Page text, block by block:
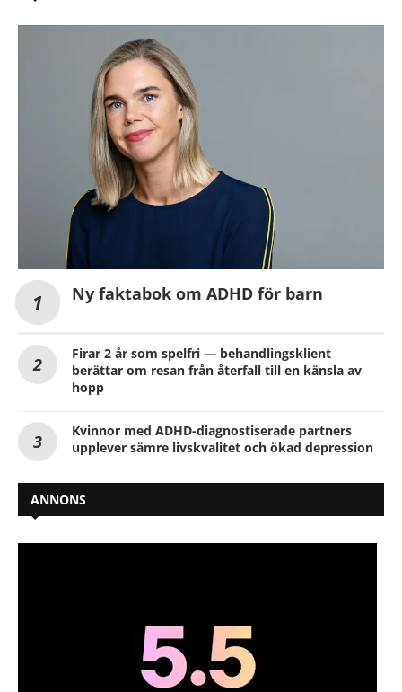
Ny faktabok om ADHD för barn
Firar 2 år som spelfri — behandlingsklient
berättar om resan från återfall till en känsla av
hopp
Kvinnor med ADHD-diagnostiserade partners
upplever sämre livskvalitet och ökad depression
ANNONS